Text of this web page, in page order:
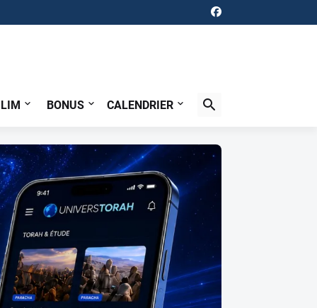
BONUS CALENDRIER